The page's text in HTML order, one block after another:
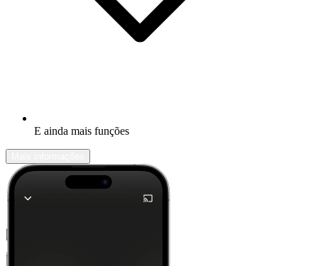
E ainda mais funções